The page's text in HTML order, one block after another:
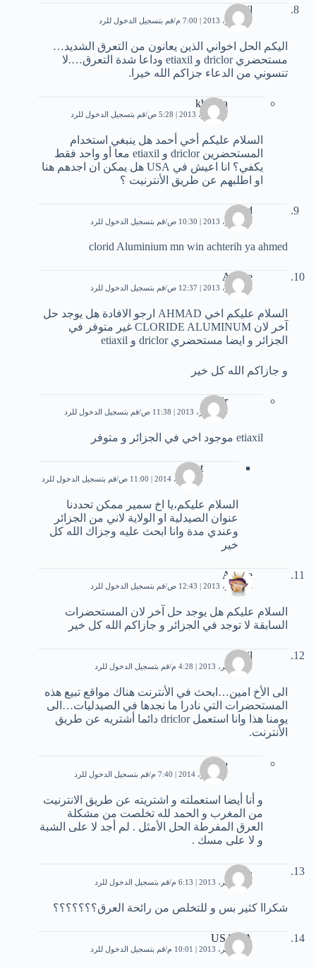
smail
3 سبتمبر، 2013 | 7:00 م قم بتسجيل الدخول للرد
اليكم الحل اخواني الذين يعانون من التعرق الشديد…
مستحضري driclor و etiaxil وداعا شدة التعرق….لا
تنسوني من الدعاء جزاكم الله خيرا.
khadija
1 نوفمبر، 2013 | 5:28 ص قم بتسجيل الدخول للرد
السلام عليكم أخي أحمد هل ينبغي استخدام
المستحضرين driclor و etiaxil معا أو واحد فقط
يكفي؟ انا اعيش في USA هل يمكن ان اجدهم هنا
او اطلبهم عن طريق الأنترنيت ؟
zied
5 سبتمبر، 2013 | 10:30 ص قم بتسجيل الدخول للرد
clorid Aluminium mn win achterih ya ahmed
Amine
6 سبتمبر، 2013 | 12:37 ص قم بتسجيل الدخول للرد
السلام عليكم اخي AHMAD ارجو الافادة هل يوجد حل
آخر لان CLORIDE ALUMINUM غير متوفر في
الجزائر و ايضا مستحضري driclor و etiaxil
و جازاكم الله كل خير
samir
15 أكتوبر، 2013 | 11:38 ص قم بتسجيل الدخول للرد
etiaxil موجود اخي في الجزائر و متوفر
fat
3 نوفمبر، 2014 | 11:00 ص قم بتسجيل الدخول للرد
السلام عليكم،يا اخ سمير ممكن تحددنا
عنوان الصيدلية او الولاية لاني من الجزائر
وعندي مدة وانا ابحث عليه وجزاك الله كل
خير
Amine
6 سبتمبر، 2013 | 12:43 ص قم بتسجيل الدخول للرد
السلام عليكم هل يوجد حل آخر لان المستحضرات
السابقة لا توجد في الجزائر و جازاكم الله كل خير
smail
12 سبتمبر، 2013 | 4:28 م قم بتسجيل الدخول للرد
الى الأخ امين…ابحث في الأنترنت هناك مواقع تبيع هذه
المستحضرات التي نادرا ما نجدها في الصيدليات…الى
يومنا هذا وانا استعمل driclor دائما أشتريه عن طريق
الأنترنت.
سحر
1 سبتمبر، 2014 | 7:40 م قم بتسجيل الدخول للرد
و أنا أيضا استعملته و اشتريته عن طريق الانترنيت
من المغرب و الحمد لله تخلصت من مشكلة
العرق المفرطة الحل الأمثل . لم أجد لا على الشبة
و لا على مسك .
راما
14 سبتمبر، 2013 | 6:13 م قم بتسجيل الدخول للرد
شكراا كثير بس و للتخلص من رائحة العرق؟؟؟؟؟؟؟
USAMA
19 سبتمبر، 2013 | 10:01 م قم بتسجيل الدخول للرد